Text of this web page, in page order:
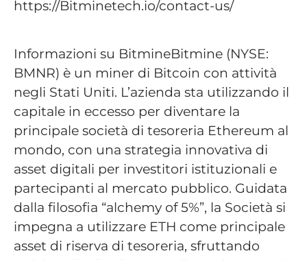
https://Bitminetech.io/contact-us/
Informazioni su BitmineBitmine (NYSE:
BMNR) è un miner di Bitcoin con attività
negli Stati Uniti. L’azienda sta utilizzando il
capitale in eccesso per diventare la
principale società di tesoreria Ethereum al
mondo, con una strategia innovativa di
asset digitali per investitori istituzionali e
partecipanti al mercato pubblico. Guidata
dalla filosofia “alchemy of 5%”, la Società si
impegna a utilizzare ETH come principale
asset di riserva di tesoreria, sfruttando